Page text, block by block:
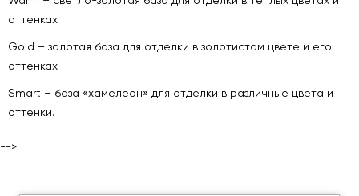
оттенках
Gold – золотая база для отделки в золотистом цвете и его
оттенках
Smart – база «хамелеон» для отделки в различные цвета и
оттенки.
-->